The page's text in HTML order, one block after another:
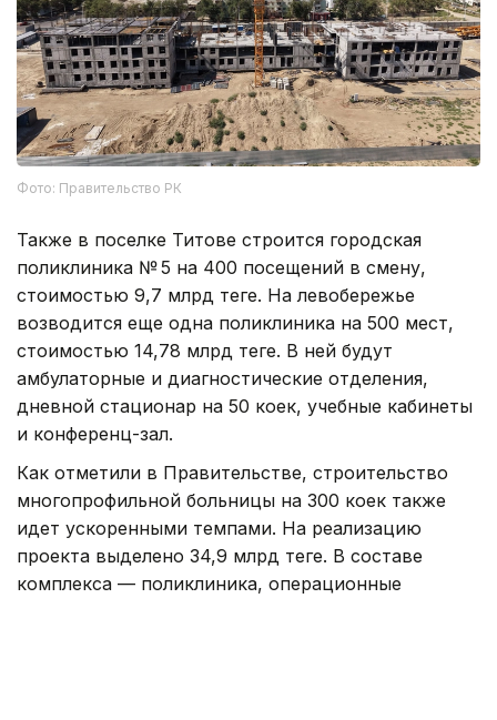
Фото: Правительство РК
Также в поселке Титове строится городская
поликлиника № 5 на 400 посещений в смену,
стоимостью 9,7 млрд теңге. На левобережье
возводится еще одна поликлиника на 500 мест,
стоимостью 14,78 млрд теңге. В ней будут
амбулаторные и диагностические отделения,
дневной стационар на 50 коек, учебные кабинеты
и конференц-зал.
Как отметили в Правительстве, строительство
многопрофильной больницы на 300 коек также
идет ускоренными темпами. На реализацию
проекта выделено 34,9 млрд теңге. В составе
комплекса — поликлиника, операционные